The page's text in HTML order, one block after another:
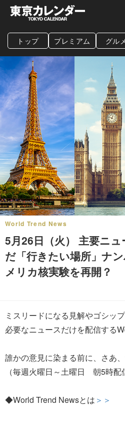
グルメ情
トップ プレミアム グル
World Trend News
5月26日（火） 主要ニ
だ「行きたい場所」ナ
メリカ核実験を再開？
ミスリードになる見解やゴシッ
必要なニュースだけを配信する
誰かの意見に染まる前に、さあ
（毎週火曜日～土曜日 朝5時配
◆World Trend Newsとは ＞＞